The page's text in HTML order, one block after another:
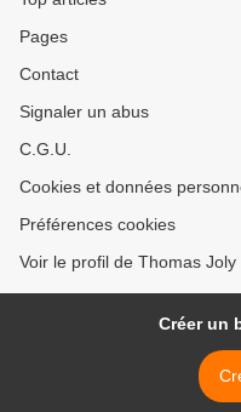
Pages
Contact
Signaler un abus
C.G.U.
Cookies et données
Préférences cookies
Voir le profil de Thomas
Créer un